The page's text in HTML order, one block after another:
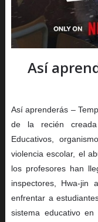
Así
Así aprenderás –
de la recién
Educativos,
violencia escolar, el
los profesores han
inspectores, Hwa-jin
enfrentar a
sistema educativo